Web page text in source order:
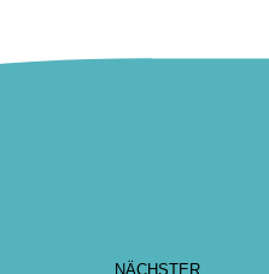
NÄCHSTER